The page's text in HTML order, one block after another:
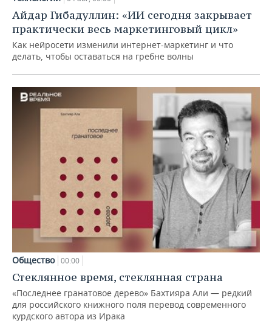
Айдар Гибадуллин: «ИИ сегодня закрывает
практически весь маркетинговый цикл»
Как нейросети изменили интернет-маркетинг и что
делать, чтобы оставаться на гребне волны
Общество 00:00
Стеклянное время, стеклянная страна
«Последнее гранатовое дерево» Бахтияра Али — редкий
для российского книжного поля перевод современного
курдского автора из Ирака